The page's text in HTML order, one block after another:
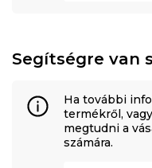
Segítségre van
Ha további
termékről,
megtudni a
számára.